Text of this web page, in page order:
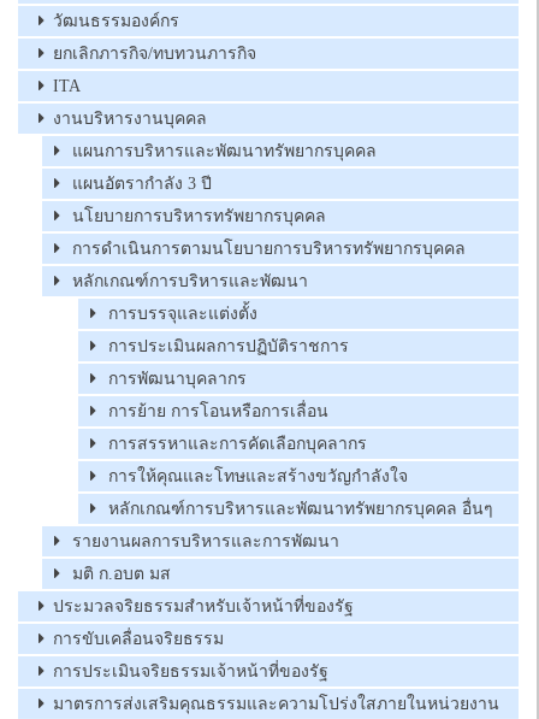
วัฒนธรรมองค์กร
ยกเลิกภารกิจ/ทบทวนภารกิจ
ITA
งานบริหารงานบุคคล
แผนการบริหารและพัฒนาทรัพยากรบุคคล
แผนอัตรากำลัง 3 ปี
นโยบายการบริหารทรัพยากรบุคคล
การดำเนินการตามนโยบายการบริหารทรัพยากรบุคคล
หลักเกณฑ์การบริหารและพัฒนา
การบรรจุและแต่งตั้ง
การประเมินผลการปฏิบัติราชการ
การพัฒนาบุคลากร
การย้าย การโอนหรือการเลื่อน
การสรรหาและการคัดเลือกบุคลากร
การให้คุณและโทษและสร้างขวัญกำลังใจ
หลักเกณฑ์การบริหารและพัฒนาทรัพยากรบุคคล อื่นๆ
รายงานผลการบริหารและการพัฒนา
มติ ก.อบต มส
ประมวลจริยธรรมสำหรับเจ้าหน้าที่ของรัฐ
การขับเคลื่อนจริยธรรม
การประเมินจริยธรรมเจ้าหน้าที่ของรัฐ
มาตรการส่งเสริมคุณธรรมและความโปร่งใสภายในหน่วยงาน